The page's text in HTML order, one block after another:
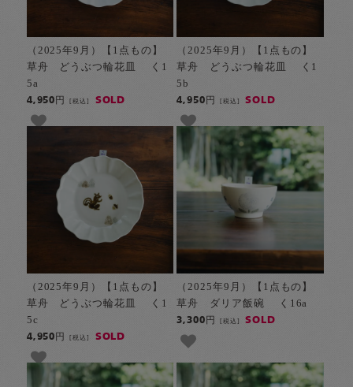
（2025年9月）【1点もの】
草舟 どうぶつ輪花皿 く1
5a
4,950円[税込] SOLD
（2025年9月）【1点もの】
草舟 どうぶつ輪花皿 く1
5b
4,950円 [税込] SOLD
（2025年9月）【1点もの】
草舟 どうぶつ輪花皿 く1
5c
4,950円[税込] SOLD
（2025年9月）【1点もの】
草舟 ダリア飯碗 く16a
3,300円 [税込] SOLD